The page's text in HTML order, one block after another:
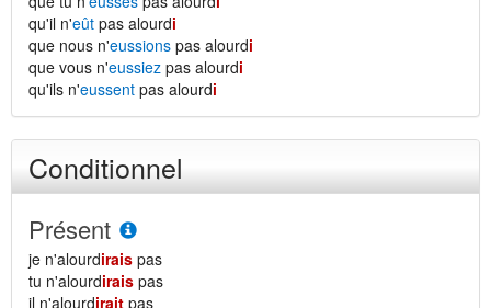
qu'il n'eût pas alourdi
que nous n'eussions pas alourdi
que vous n'eussiez pas alourdi
qu'ils n'eussent pas alourdi
Conditionnel
Présent
je n'alourdirais pas
tu n'alourdirais pas
il n'alourdirait pas